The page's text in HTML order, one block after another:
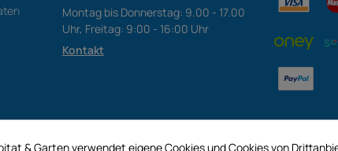
Montag bis Donnerstag: 9.00 - 17.00
Uhr, Freitag: 9:00 - 16:00 Uhr
Kontakt
& Garten verwendet eigene Cookies und Cookies von